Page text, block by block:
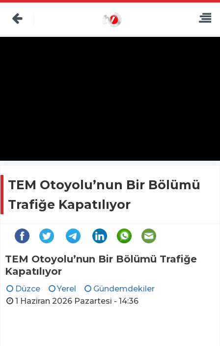
TEM Otoyolu’nun Bir Bölümü
Trafiğe Kapatılıyor
TEM Otoyolu’nun Bir Bölümü Trafiğe
Kapatılıyor
Düzce Yerel
Gündemdekiler
1 Haziran 2026 Pazartesi - 14:36